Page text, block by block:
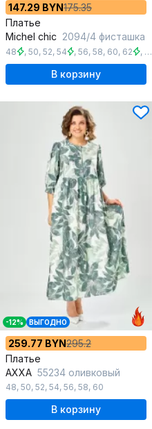
147.29 BYN175.35
Платье
Michel chic 2094/4 фисташка
48 , 50, 52, 54 , 56, 58, 60, 62 , 64
В корзину
-12% ВЫГОДНО
259.77 BYN295.2
Платье
AXXA 55234 оливковый
48, 50, 52, 54, 56, 58, 60
В корзину